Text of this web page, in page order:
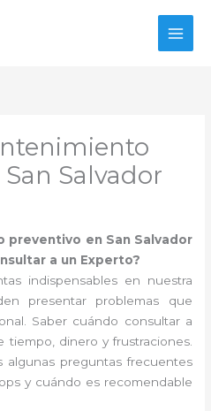
Salvador
preventivo en San Salvador
a un Experto?
indispensables en nuestra
presentar problemas que
Saber cuándo consultar a
tiempo, dinero y frustraciones.
algunas preguntas frecuentes
y cuándo es recomendable